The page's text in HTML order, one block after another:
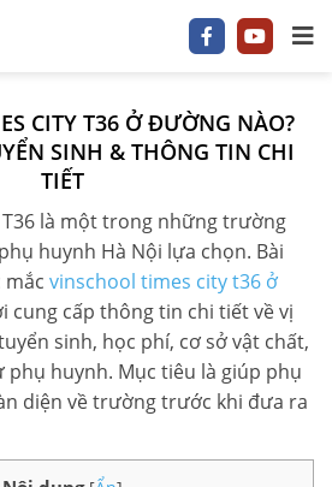
CITY T36 Ở ĐƯỜNG NÀO?
SINH & THÔNG TIN CHI
TIẾT
T36 là một trong những trường
huynh Hà Nội lựa chọn. Bài
mắc vinschool times city t36 ở
cung cấp thông tin chi tiết về vị
sinh, học phí, cơ sở vật chất,
phụ huynh. Mục tiêu là giúp phụ
diện về trường trước khi đưa ra